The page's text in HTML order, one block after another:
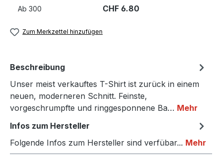
Ab 300 CHF 6.80
Zum Merkzettel hinzufügen
Beschreibung
Unser meist verkauftes T-Shirt ist zurück in einem
neuen, moderneren Schnitt. Feinste,
vorgeschrumpfte und ringgesponnene Ba… Mehr
Infos zum Hersteller
Folgende Infos zum Hersteller sind verfübar... Mehr